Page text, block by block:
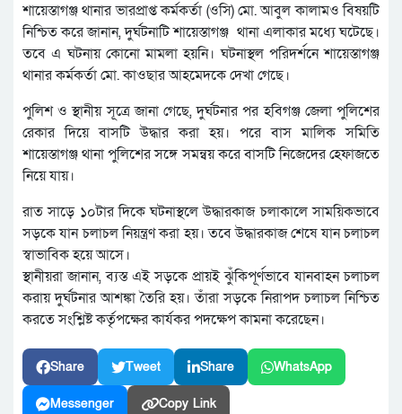
শায়েস্তাগঞ্জ থানার ভারপ্রাপ্ত কর্মকর্তা (ওসি) মো. আবুল কালামও বিষয়টি
নিশ্চিত করে জানান, দুর্ঘটনাটি শায়েস্তাগঞ্জ থানা এলাকার মধ্যে ঘটেছে।
তবে এ ঘটনায় কোনো মামলা হয়নি। ঘটনাস্থল পরিদর্শনে শায়েস্তাগঞ্জ
থানার কর্মকর্তা মো. কাওছার আহমেদকে দেখা গেছে।
পুলিশ ও স্থানীয় সূত্রে জানা গেছে, দুর্ঘটনার পর হবিগঞ্জ জেলা পুলিশের
রেকার দিয়ে বাসটি উদ্ধার করা হয়। পরে বাস মালিক সমিতি
শায়েস্তাগঞ্জ থানা পুলিশের সঙ্গে সমন্বয় করে বাসটি নিজেদের হেফাজতে
নিয়ে যায়।
রাত সাড়ে ১০টার দিকে ঘটনাস্থলে উদ্ধারকাজ চলাকালে সাময়িকভাবে
সড়কে যান চলাচল নিয়ন্ত্রণ করা হয়। তবে উদ্ধারকাজ শেষে যান চলাচল
স্বাভাবিক হয়ে আসে।
স্থানীয়রা জানান, ব্যস্ত এই সড়কে প্রায়ই ঝুঁকিপূর্ণভাবে যানবাহন চলাচল
করায় দুর্ঘটনার আশঙ্কা তৈরি হয়। তাঁরা সড়কে নিরাপদ চলাচল নিশ্চিত
করতে সংশ্লিষ্ট কর্তৃপক্ষের কার্যকর পদক্ষেপ কামনা করেছেন।
Share Tweet Share WhatsApp
Messenger Copy Link